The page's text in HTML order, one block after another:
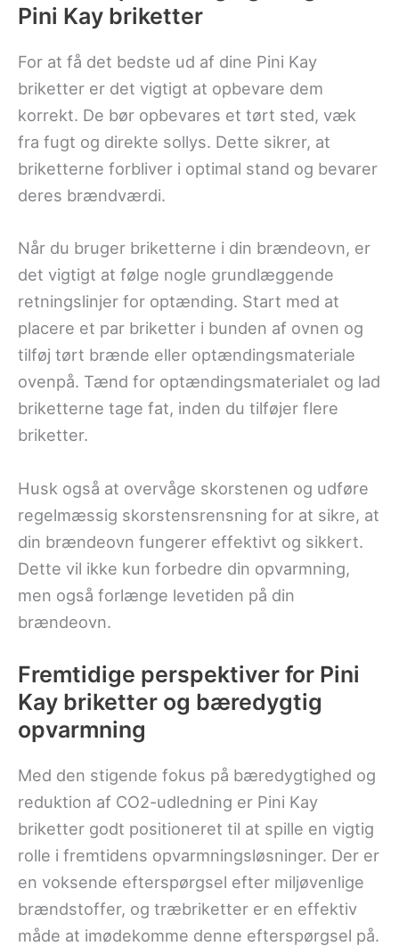
Pini Kay briketter
For at få det bedste ud af dine Pini Kay
briketter er det vigtigt at opbevare dem
korrekt. De bør opbevares et tørt sted, væk
fra fugt og direkte sollys. Dette sikrer, at
briketterne forbliver i optimal stand og bevarer
deres brændværdi.
Når du bruger briketterne i din brændeovn, er
det vigtigt at følge nogle grundlæggende
retningslinjer for optænding. Start med at
placere et par briketter i bunden af ovnen og
tilføj tørt brænde eller optændingsmateriale
ovenpå. Tænd for optændingsmaterialet og lad
briketterne tage fat, inden du tilføjer flere
briketter.
Husk også at overvåge skorstenen og udføre
regelmæssig skorstensrensning for at sikre, at
din brændeovn fungerer effektivt og sikkert.
Dette vil ikke kun forbedre din opvarmning,
men også forlænge levetiden på din
brændeovn.
Fremtidige perspektiver for Pini
Kay briketter og bæredygtig
opvarmning
Med den stigende fokus på bæredygtighed og
reduktion af CO2-udledning er Pini Kay
briketter godt positioneret til at spille en vigtig
rolle i fremtidens opvarmningsløsninger. Der er
en voksende efterspørgsel efter miljøvenlige
brændstoffer, og træbriketter er en effektiv
måde at imødekomme denne efterspørgsel på.